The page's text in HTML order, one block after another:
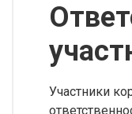
Участники